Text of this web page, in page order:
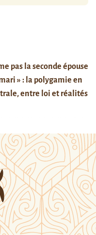
pas la seconde épouse
» : la polygamie en
entre loi et réalités